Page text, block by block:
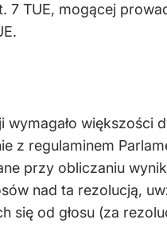
7 TUE, mogącej
wymagało
z regulaminem
przy obliczaniu
nad ta rezolucją,
się od głosu (za